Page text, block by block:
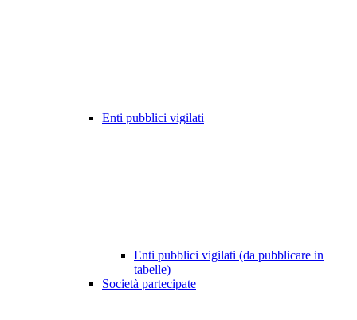
Enti pubblici vigilati
Enti pubblici vigilati (da pubblicare in
tabelle)
Società partecipate